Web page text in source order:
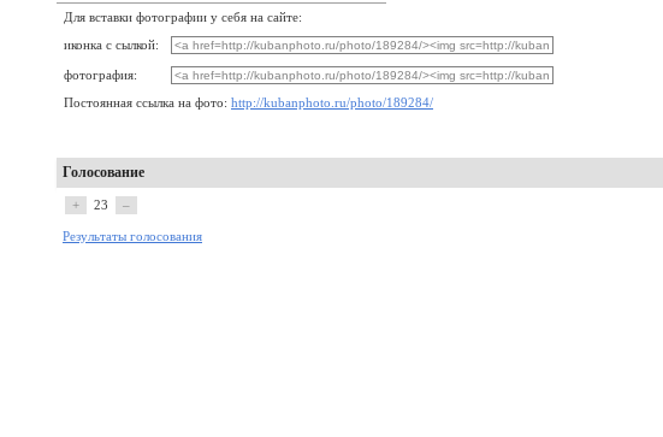
Для вставки фотографии у себя на сайте:
иконка с сылкой:
фотография:
Постоянная ссылка на фото: http://kubanphoto.ru/photo/189284/
Голосование
+ 23 –
Результаты голосования